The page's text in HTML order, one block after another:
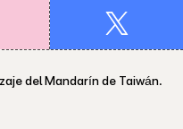
del Mandarín de Taiwán.